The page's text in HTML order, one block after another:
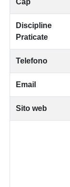
Cap
Discipline
Praticate
Telefono
Email
Sito web